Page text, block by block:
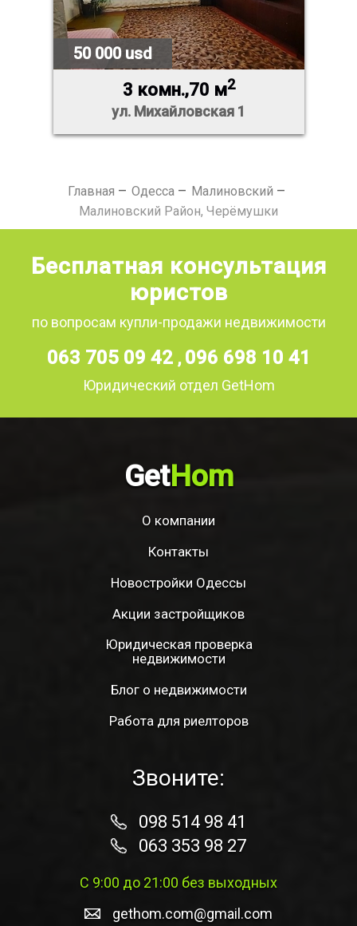
50 000 usd
3 комн.,70 м2
ул. Михайловская 1
Главная Одесса
Малиновский
Малиновский Район, Черёмушки
Бесплатная консультация
юристов
по вопросам купли-продажи недвижимости
063 705 09 42 , 096 698 10 41
Юридический отдел GetHom
GetHom
О компании
Контакты
Новостройки Одессы
Акции застройщиков
Юридическая проверка
недвижимости
Блог о недвижимости
Работа для риелторов
Звоните:
098 514 98 41
063 353 98 27
С 9:00 до 21:00 без выходных
gethom.com@gmail.com